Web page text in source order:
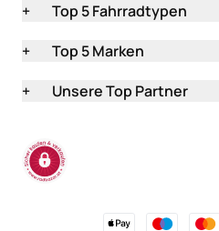
+
Top 5 Fahrradtypen
+
Top 5 Marken
+
Unsere Top Partner